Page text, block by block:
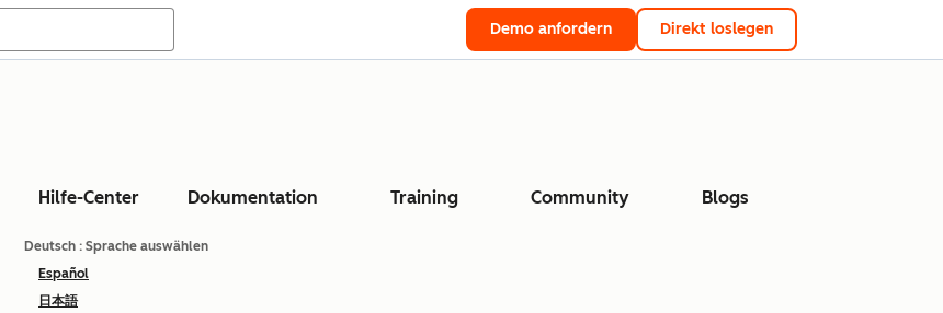
Demo anfordern Direkt loslegen
Hilfe-Center Dokumentation Training Community Blogs
Deutsch : Sprache auswählen
Español
日本語